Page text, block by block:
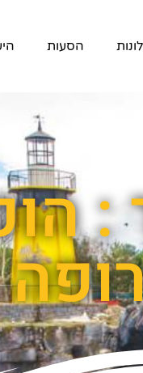
הסעות
: